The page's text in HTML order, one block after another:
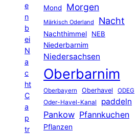
e
n
b
ei
N
a
c
ht
C
a
p
tr
Mond
Morgen
Märkisch Oderland Nacht
Nachthimmel
NEB
Niederbarnim
Niedersachsen
Oberbarnim
Oberbayern Oberhavel ODEG
Oder-Havel-Kanal paddeln
Pankow Pfannkuchen
Pflanzen